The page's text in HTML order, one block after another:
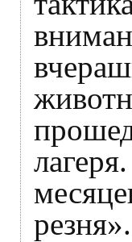
резня».